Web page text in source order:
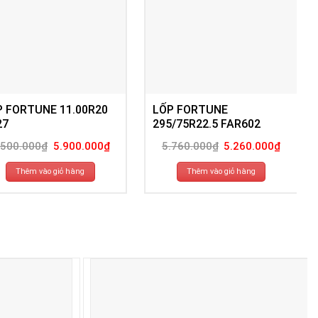
FORTUNE 11.00R20
₫ Giá
gốc
là:
6.500.000₫.
5.900.000₫Giá
hiện
Thêm vào giỏ hàng
LỐP FORTUNE
295/75R22.5 FAR602
5.760.000₫ Giá
gốc
là:
5.760.000₫.
5.260.000₫Giá
Thêm vào giỏ hàng